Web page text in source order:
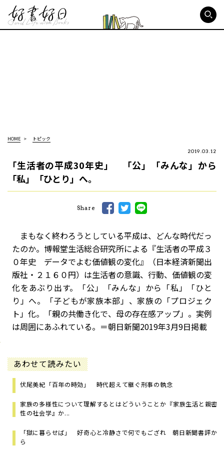
HOME トピック
2019.03.12
「生活者の平成30年史」 「公」「みんな」から
「私」「ひとり」へ。
Share
まもなく終わろうとしている平成は、どんな時代だっ
たのか。博報堂生活総合研究所による『生活者の平成３
０年史 データでよむ価値観の変化』（日本経済新聞出
版社・２１６０円）は生活者の意識、行動、価値観の変
化をあぶり出す。「公」「みんな」から「私」「ひと
り」へ。「子どもが家族本部」、家族の「プロジェク
ト」化。「親の共働き化で、母の存在感アップ」。実例
は周囲にあふれている。＝朝日新聞2019年3月9日掲載
あわせて読みたい
伏尾美紀「百年の時効」 時代超えて継ぐ刑事の執念
家族の多様性について理解するとはどういうことか――『家族生活と親密
性の社会学』か...
「獄に暮らせば」 好奇心と冷静さで何でもござれ 朝日新聞書評か
ら